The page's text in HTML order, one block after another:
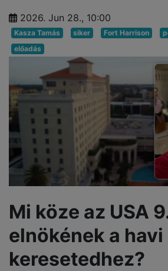
2026. Jun 28., 10:00
Kasza Tamás siker Fort Harrison
előadás
Mi köze az USA
elnökének a havi
keresetedhez?